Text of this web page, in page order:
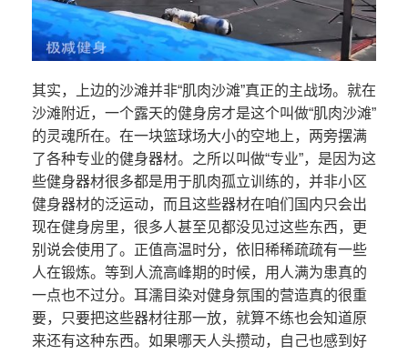
其实，上边的沙滩并非“肌肉沙滩”真正的主战场。就在
沙滩附近，一个露天的健身房才是这个叫做“肌肉沙滩”
的灵魂所在。在一块篮球场大小的空地上，两旁摆满
了各种专业的健身器材。之所以叫做“专业”，是因为这
些健身器材很多都是用于肌肉孤立训练的，并非小区
健身器材的泛运动，而且这些器材在咱们国内只会出
现在健身房里，很多人甚至见都没见过这些东西，更
别说会使用了。正值高温时分，依旧稀稀疏疏有一些
人在锻炼。等到人流高峰期的时候，用人满为患真的
一点也不过分。耳濡目染对健身氛围的营造真的很重
要，只要把这些器材往那一放，就算不练也会知道原
来还有这种东西。如果哪天人头攒动，自己也感到好